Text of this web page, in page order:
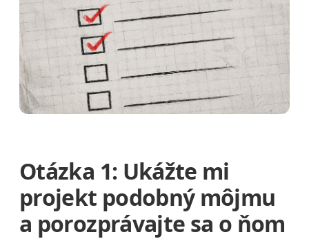
Otázka 1: Ukážte mi
projekt podobný môjmu
a porozprávajte sa o ňom